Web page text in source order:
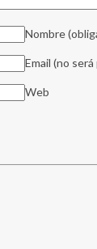
Nombre
Email (no
Web